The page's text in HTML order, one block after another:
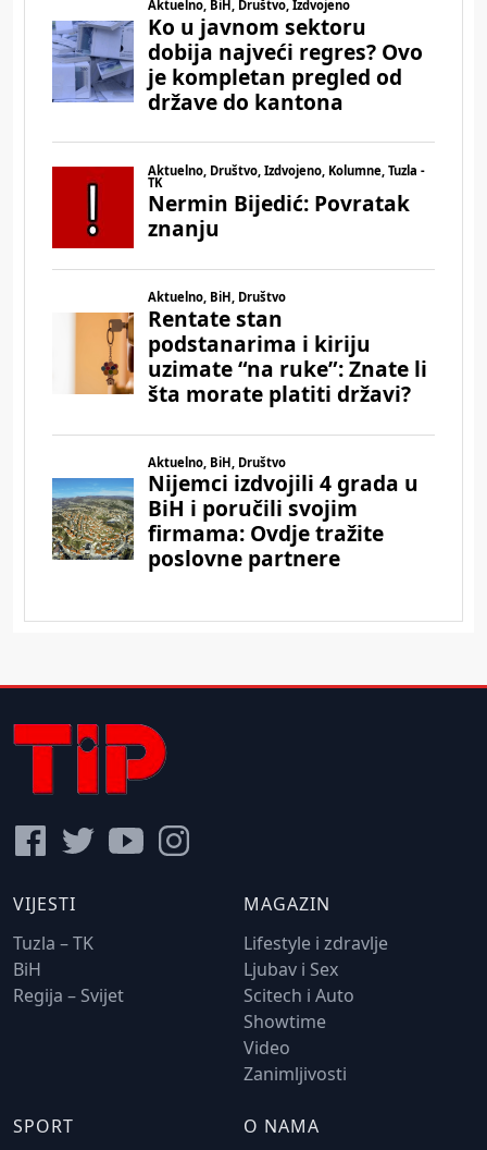
VIJESTI
Tuzla – TK
BiH
Regija – Svijet
MAGAZIN
Lifestyle i zdravlje
Ljubav i Sex
Scitech i Auto
Showtime
Video
Zanimljivosti
SPORT O NAMA